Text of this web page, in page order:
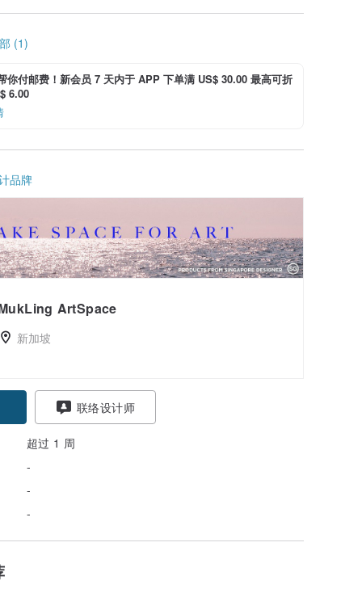
(1)
你付邮费！新会员 7 天内于 APP 下单满 US$ 30.00 最高可折
6.00
品牌
ArtSpace
新加坡
联络设计师
超过 1 周
-
-
-